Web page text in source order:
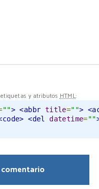
etiquetas y atributosHTML:
""> <abbr title="">
<del datetime=""